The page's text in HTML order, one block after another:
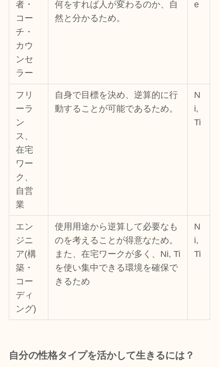
者・
コー
チ・
カウ
ンセ
ラー
何をすれば人が変わるのか、自
然と分かるため。
e
フリ
ーラ
ン
ス、
在宅
ワー
ク、
自営
業
自身で目標を決め、逆算的に行
動することが可能であるため。
N
i,
Ti
エン
ジニ
ア(構
築・
コー
ディ
ング)
使用用途から逆算して必要なも
のを考えることが得意なため。
また、在宅ワークが多く、Ni, Ti
を使い集中できる環境を確保で
きるため
N
i,
Ti
自分の性格タイプを活かして生きるには？